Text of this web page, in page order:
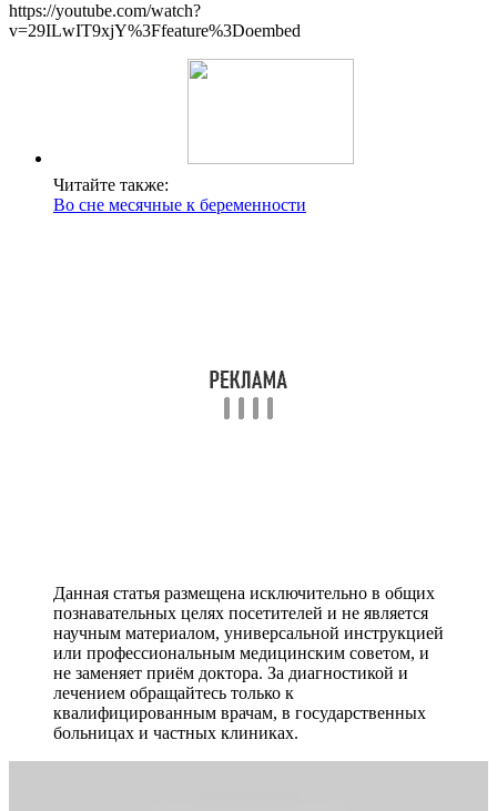
https://youtube.com/watch?
v=29ILwIT9xjY%3Ffeature%3Doembed
Читайте также:
Во сне месячные к беременности
Данная статья размещена исключительно в общих
познавательных целях посетителей и не является
научным материалом, универсальной инструкцией
или профессиональным медицинским советом, и
не заменяет приём доктора. За диагностикой и
лечением обращайтесь только к
квалифицированным врачам, в государственных
больницах и частных клиниках.